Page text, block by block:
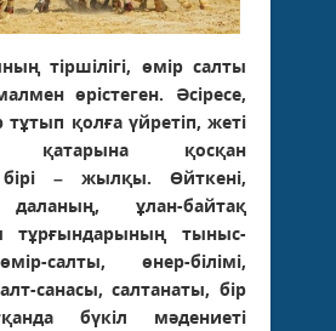
тіршілігі, өмір салты
өрістеген. Әсіресе,
тұтып қолға үйретіп, жеті
қатарына қосқан
– жылқы. Өйткені,
ұлан-байтақ
тұрғындарының тыныс-
салты, өнер-білімі,
санасы, салтанаты, бір
бүкіл мәдениеті